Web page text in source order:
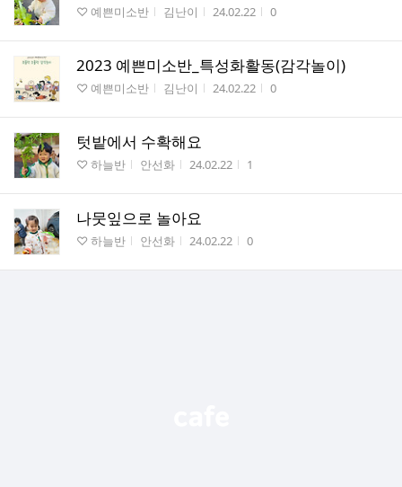
게시판명
♡ 예쁜미소반 작성자
김난이 작성시간
24.02.22 조회수
0
2023 예쁜미소반_특성화활동(감각놀이)
게시판명
♡ 예쁜미소반 작성자
김난이 작성시간
24.02.22 조회수
0
텃밭에서 수확해요
게시판명
♡ 하늘반 작성자
안선화 작성시간
24.02.22 조회수
1
나뭇잎으로 놀아요
게시판명
♡ 하늘반 작성자
안선화 작성시간
24.02.22 조회수
0